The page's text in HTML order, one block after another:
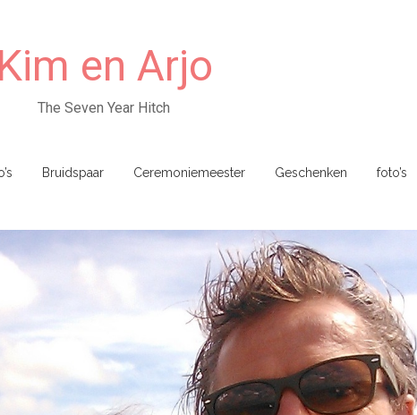
Kim en Arjo
The Seven Year Hitch
Bruidspaar Ceremoniemeester Geschenken foto’s